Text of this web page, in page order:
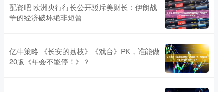
配资吧 欧洲央行行长公开驳斥美财长：伊朗战
争的经济破坏绝非短暂
亿牛策略 《长安的荔枝》《戏台》PK，谁能做
20版《年会不能停！》？